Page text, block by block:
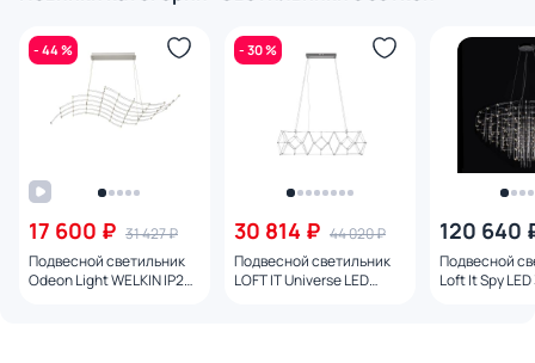
- 44 %
17 600 ₽ 31 427 ₽
Подвесной светильник
Odeon Light WELKIN IP20
- 30 %
30 814 ₽ 44 020 ₽
Подвесной светильник
LOFT IT Universe LED
120 640
Подвесной
Loft It Spy